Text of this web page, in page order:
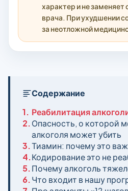
характер и не
врача. При ухудшении
за неотложной
Содержание
1. Реабилитация
2.Опасность, о которой
алкоголя может убить
3.Тиамин: почему это
4.Кодирование это не
5.Почему алкоголь
6.Что входит в нашу